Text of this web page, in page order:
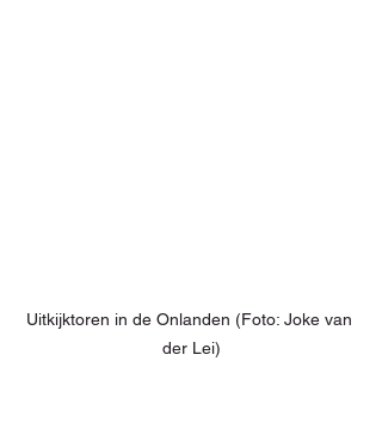
Uitkijktoren in de Onlanden (Foto: Joke van
der Lei)